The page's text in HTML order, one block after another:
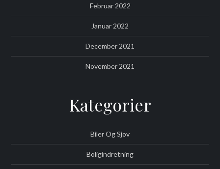
Februar 2022
Januar 2022
December 2021
November 2021
Kategorier
Biler Og Sjov
Boligindretning